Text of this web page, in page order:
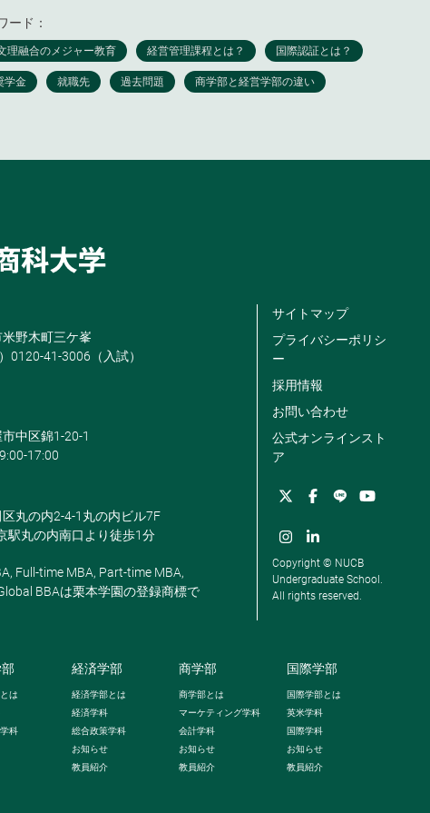
ード：
野木町三ケ峯
0120-41-3006（入試）
中区錦1-20-1
17:00
丸の内2-4-1丸の内ビル7F
駅丸の内南口より徒歩1分
Full-time MBA, Part-time MBA,
BBAは栗本学園の登録商標で
サイトマップ
プライバシーポリシ
ー
採用情報
お問い合わせ
公式オンラインスト
ア
Copyright © NUCB
Undergraduate School.
All rights reserved.
は
科
経済学部
経済学部とは
経済学科
総合政策学科
お知らせ
教員紹介
商学部
商学部とは
マーケティング学科
会計学科
お知らせ
教員紹介
国際学部
国際学部とは
英米学科
国際学科
お知らせ
教員紹介